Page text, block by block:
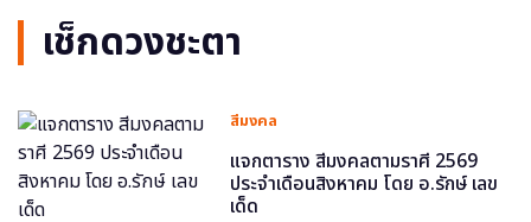
เช็กดวงชะตา
สีมงคล
แจกตาราง สีมงคลตามราศี 2569
ประจำเดือนสิงหาคม โดย อ.รักษ์ เลข
เด็ด